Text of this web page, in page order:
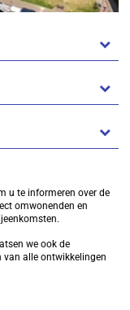
u te informeren over de
omwonenden en
we ook de
van alle ontwikkelingen